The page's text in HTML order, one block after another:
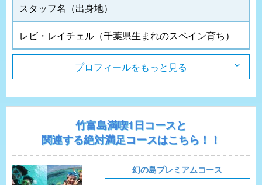
スタッフ名（出身地）
レビ・レイチェル（千葉県生まれのスペイン育ち）
プロフィールをもっと見る
竹富島満喫1日コースと
関連する絶対満足コースはこちら！！
幻の島プレミアムコース